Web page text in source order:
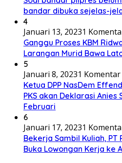
bandar dibuka sejelas-
4
Januari 13, 20231
Ganggu Proses KBM
Larangan Murid Bawa
5
Januari 8, 20231 Komentar
Ketua DPP NasDem
PKS akan Deklarasi Anies
Februari
6
Januari 17, 20231
Bekerja Sambil Kuliah,
Buka Lowongan Kerja ke